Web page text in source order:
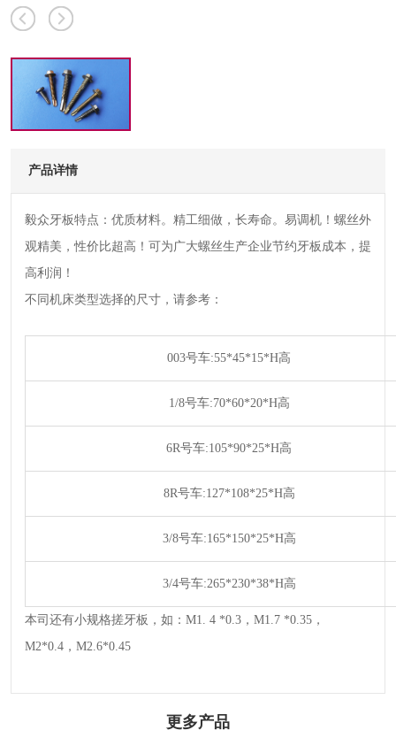
产品详情
毅众牙板特点：优质材料。精工细做，长寿命。易调机！螺丝外
观精美，性价比超高！可为广大螺丝生产企业节约牙板成本，提
高利润！
不同机床类型选择的尺寸，请参考：
003号车:55*45*15*H高
1/8号车:70*60*20*H高
6R号车:105*90*25*H高
8R号车:127*108*25*H高
3/8号车:165*150*25*H高
3/4号车:265*230*38*H高
本司还有小规格搓牙板，如：M1. 4 *0.3，M1.7 *0.35，
M2*0.4，M2.6*0.45
更多产品